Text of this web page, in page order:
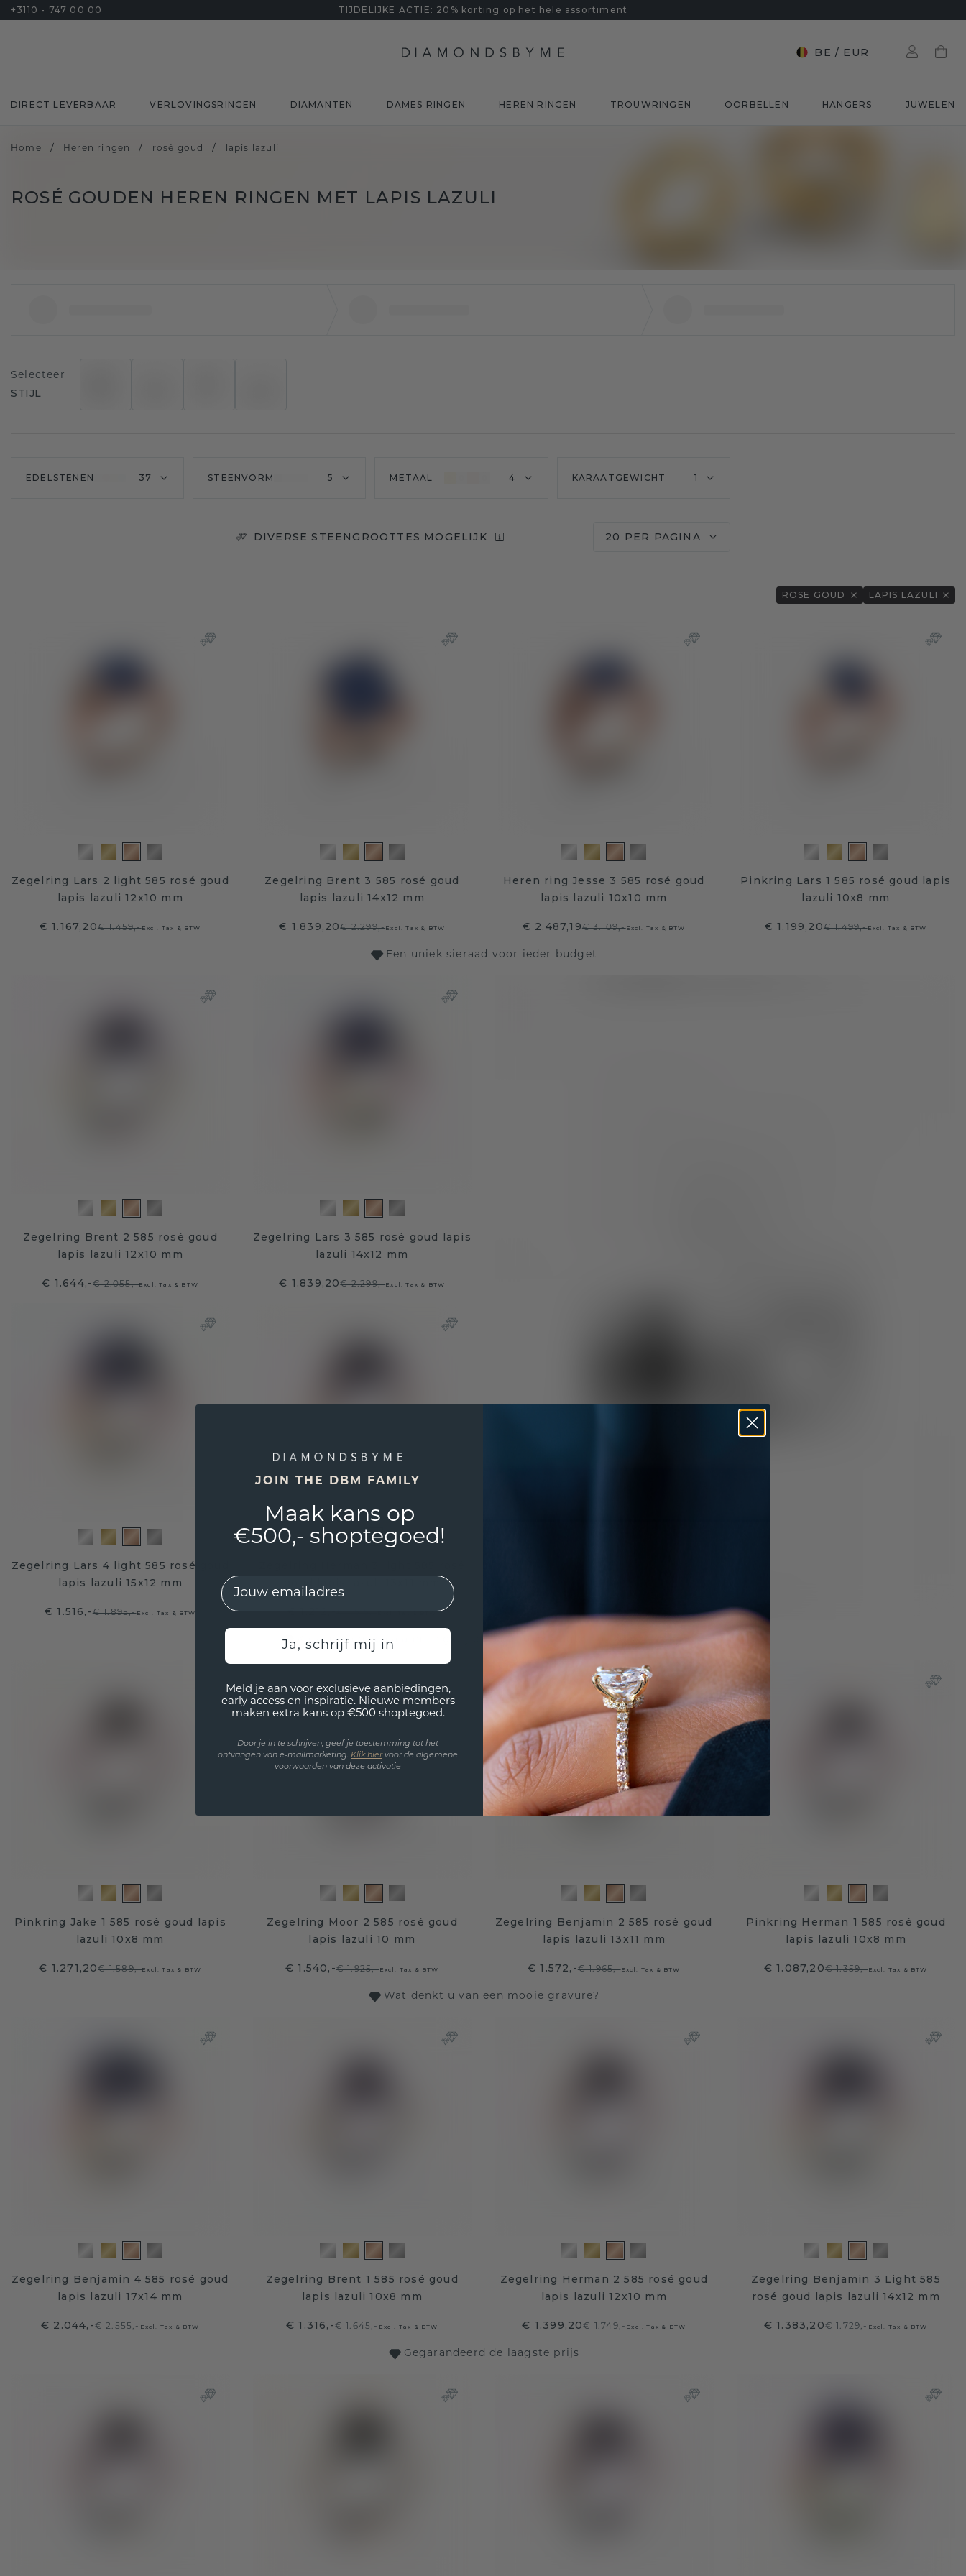
+3110 - 747 00 00 TIJDELIJKE ACTIE: 20% korting op het hele assortiment
BE / EUR
DIRECT LEVERBAAR VERLOVINGSRINGEN DIAMANTEN DAMES RINGEN HEREN RINGEN TROUWRINGEN OORBELLEN HANGERS JUWELEN
Home / Heren ringen / rosé goud / lapis lazuli
ROSÉ GOUDEN HEREN RINGEN MET LAPIS LAZULI
Selecteer
STIJL
EDELSTENEN 37 STEENVORM 5 METAAL 4 KARAATGEWICHT 1
DIVERSE STEENGROOTTES MOGELIJK 20 PER PAGINA
ROSE GOUD LAPIS LAZULI
Zegelring Lars 2 light 585 rosé goud
lapis lazuli 12x10 mm
€ 1.167,20€ 1.459,-Excl. Tax & BTW
Zegelring Brent 3 585 rosé goud
lapis lazuli 14x12 mm
€ 1.839,20€ 2.299,-Excl. Tax & BTW
Heren ring Jesse 3 585 rosé goud
lapis lazuli 10x10 mm
€ 2.487,19€ 3.109,-Excl. Tax & BTW
Pinkring Lars 1 585 rosé goud lapis
lazuli 10x8 mm
€ 1.199,20€ 1.499,-Excl. Tax & BTW
Een uniek sieraad voor ieder budget
Zegelring Brent 2 585 rosé goud
lapis lazuli 12x10 mm
€ 1.644,-€ 2.055,-Excl. Tax & BTW
Zegelring Lars 3 585 rosé goud lapis
lazuli 14x12 mm
€ 1.839,20€ 2.299,-Excl. Tax & BTW
Zegelring Lars 4 light 585 rosé goud
lapis lazuli 15x12 mm
€ 1.516,-€ 1.895,-Excl. Tax & BTW € 1.212,-€ 1.515,-Excl. Tax & BTW
Kies uit een scala aan ringstijlen, van rolex ringen tot zegelringen!
Pinkring Jake 1 585 rosé goud lapis
lazuli 10x8 mm
€ 1.271,20€ 1.589,-Excl. Tax & BTW
Zegelring Moor 2 585 rosé goud
lapis lazuli 10 mm
€ 1.540,-€ 1.925,-Excl. Tax & BTW
Zegelring Benjamin 2 585 rosé goud
lapis lazuli 13x11 mm
€ 1.572,-€ 1.965,-Excl. Tax & BTW
Pinkring Herman 1 585 rosé goud
lapis lazuli 10x8 mm
€ 1.087,20€ 1.359,-Excl. Tax & BTW
Wat denkt u van een mooie gravure?
Zegelring Benjamin 4 585 rosé goud
lapis lazuli 17x14 mm
€ 2.044,-€ 2.555,-Excl. Tax & BTW
Zegelring Brent 1 585 rosé goud
lapis lazuli 10x8 mm
€ 1.316,-€ 1.645,-Excl. Tax & BTW
Zegelring Herman 2 585 rosé goud
lapis lazuli 12x10 mm
€ 1.399,20€ 1.749,-Excl. Tax & BTW
Zegelring Benjamin 3 Light 585
rosé goud lapis lazuli 14x12 mm
€ 1.383,20€ 1.729,-Excl. Tax & BTW
Gegarandeerd de laagste prijs
JOIN THE DBM FAMILY
Maak kans op
€500,- shoptegoed!
EMail
Ja, schrijf mij in
Meld je aan voor exclusieve aanbiedingen,
early access en inspiratie. Nieuwe members
maken extra kans op €500 shoptegoed.
Door je in te schrijven, geef je toestemming tot het
ontvangen van e-mailmarketing. Klik hiervoor de algemene
voorwaarden van deze activatie